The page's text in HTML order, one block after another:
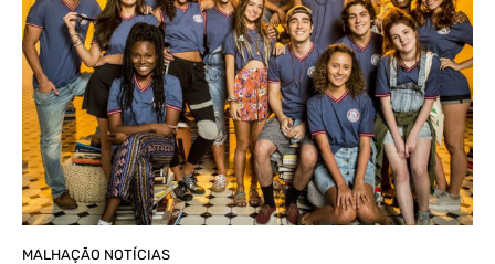
MALHAÇÃO NOTÍCIAS